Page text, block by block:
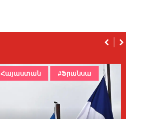
Հայաստան #Ֆրանսա